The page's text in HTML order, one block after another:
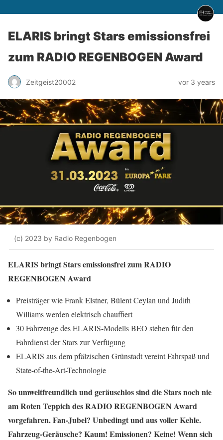
ELARIS bringt Stars emissionsfrei
zum RADIO REGENBOGEN Award
Zeitgeist20002 vor 3 years
(c) 2023 by Radio Regenbogen
ELARIS bringt Stars emissionsfrei zum RADIO
REGENBOGEN Award
Preisträger wie Frank Elstner, Bülent Ceylan und Judith
Williams werden elektrisch chauffiert
30 Fahrzeuge des ELARIS-Modells BEO stehen für den
Fahrdienst der Stars zur Verfügung
ELARIS aus dem pfälzischen Grünstadt vereint Fahrspaß und
State-of-the-Art-Technologie
So umweltfreundlich und geräuschlos sind die Stars noch nie
am Roten Teppich des RADIO REGENBOGEN Award
vorgefahren. Fan-Jubel? Unbedingt und aus voller Kehle.
Fahrzeug-Geräusche? Kaum! Emissionen? Keine! Wenn sich